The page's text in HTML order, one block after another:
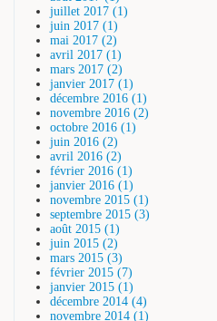
juillet 2017 (1)
juin 2017 (1)
mai 2017 (2)
avril 2017 (1)
mars 2017 (2)
janvier 2017 (1)
décembre 2016 (1)
novembre 2016 (2)
octobre 2016 (1)
juin 2016 (2)
avril 2016 (2)
février 2016 (1)
janvier 2016 (1)
novembre 2015 (1)
septembre 2015 (3)
août 2015 (1)
juin 2015 (2)
mars 2015 (3)
février 2015 (7)
janvier 2015 (1)
décembre 2014 (4)
novembre 2014 (1)